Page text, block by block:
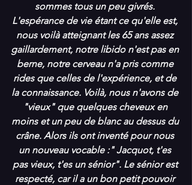
sommes tous un peu givrés.
L'espérance de vie étant ce qu'elle est,
nous voilà atteignant les 65 ans assez
gaillardement, notre libido n'est pas en
berne, notre cerveau n'a pris comme
rides que celles de l'expérience, et de
la connaissance. Voilà, nous n'avons de
"vieux" que quelques cheveux en
moins et un peu de blanc au dessus du
crâne. Alors ils ont inventé pour nous
un nouveau vocable :" Jacquot, t'es
pas vieux, t'es un sénior". Le sénior est
respecté, car il a un bon petit pouvoir